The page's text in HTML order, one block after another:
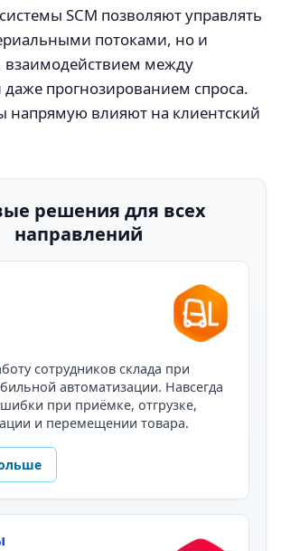
SCM позволяют управлять
потоками, но и
между
прогнозированием спроса.
напрямую влияют на клиентский
решения для всех
направлений
сотрудников склада при
автоматизации. Навсегда
при приёмке, отгрузке,
и перемещении товара.